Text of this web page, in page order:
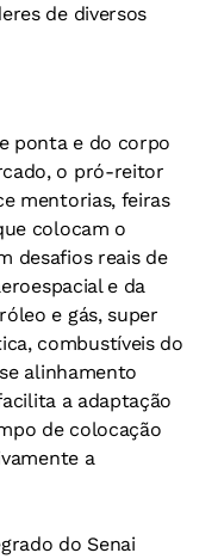
de diversos
ponta e do corpo
o pró-reitor
mentorias, feiras
colocam o
desafios reais de
e da
e gás, super
combustíveis do
alinhamento
a adaptação
de colocação
a
do Senai